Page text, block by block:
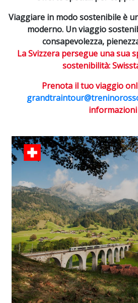
Viaggiare in modo sostenibile è
moderno. Un viaggio
consapevolezza,
La Svizzera persegue una sua
sostenibilità:
Prenota il tuo viaggio
informazioni